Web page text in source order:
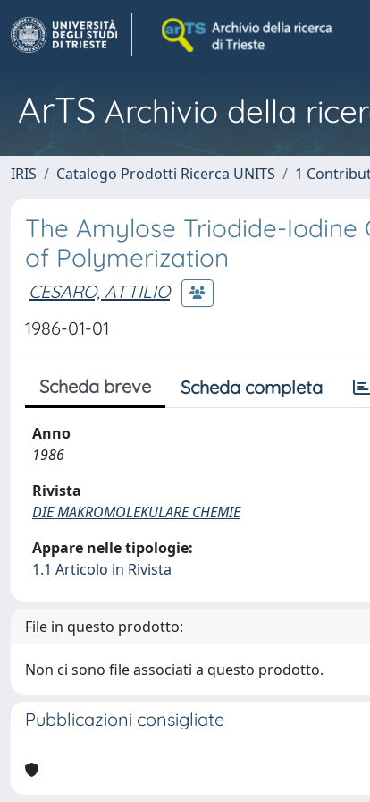
ArTS Archivio della
IRIS Catalogo Prodotti Ricerca UNITS 1
The Amylose Triodide-Iodine
of Polymerization
CESARO, ATTILIO
1986-01-01
Scheda breve Scheda completa
Anno
1986
Rivista
DIE MAKROMOLEKULARE CHEMIE
Appare nelle tipologie:
1.1 Articolo in Rivista
File in questo prodotto:
Non ci sono file associati a questo prodotto.
Pubblicazioni consigliate